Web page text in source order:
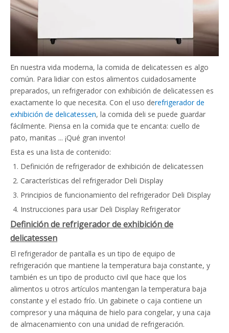
En nuestra vida moderna, la comida de delicatessen es algo
común. Para lidiar con estos alimentos cuidadosamente
preparados, un refrigerador con exhibición de delicatessen es
exactamente lo que necesita. Con el uso derefrigerador de
exhibición de delicatessen, la comida deli se puede guardar
fácilmente. Piensa en la comida que te encanta: cuello de
pato, manitas ... ¡Qué gran invento!
Esta es una lista de contenido:
Definición de refrigerador de exhibición de delicatessen
Características del refrigerador Deli Display
Principios de funcionamiento del refrigerador Deli Display
Instrucciones para usar Deli Display Refrigerator
Definición de refrigerador de exhibición de
delicatessen
El refrigerador de pantalla es un tipo de equipo de
refrigeración que mantiene la temperatura baja constante, y
también es un tipo de producto civil que hace que los
alimentos u otros artículos mantengan la temperatura baja
constante y el estado frío. Un gabinete o caja contiene un
compresor y una máquina de hielo para congelar, y una caja
de almacenamiento con una unidad de refrigeración.